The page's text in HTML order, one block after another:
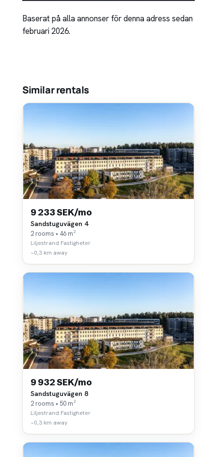
Baserat på alla annonser för denna adress sedan
februari 2026.
Similar rentals
9 233 SEK/mo
Sandstuguvägen 4
2 rooms • 46 m²
Liljestrand Fastigheter
~0,3 km away
9 932 SEK/mo
Sandstuguvägen 8
2 rooms • 50 m²
Liljestrand Fastigheter
~0,3 km away